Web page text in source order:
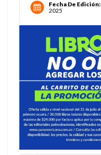
Fecha De Edición:
2025